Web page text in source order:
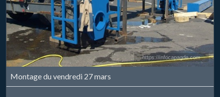
Montage du vendredi 27 mars